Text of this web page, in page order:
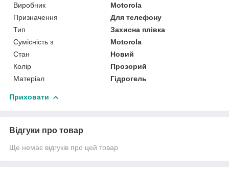
Виробник
Motorola
Призначення
Для телефону
Тип
Захисна плівка
Сумісність з
Motorola
Стан
Новий
Колір
Прозорий
Матеріал
Гідрогель
Приховати
Відгуки про товар
Ще немає відгуків про цей товар